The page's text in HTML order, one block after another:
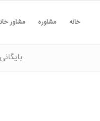
خانه مشاوره مشاور